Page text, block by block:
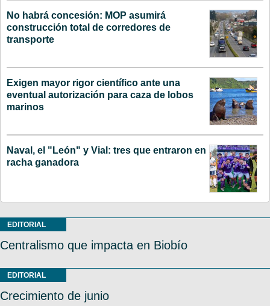
No habrá concesión: MOP asumirá
construcción total de corredores de
transporte
Exigen mayor rigor científico ante una
eventual autorización para caza de lobos
marinos
Naval, el "León" y Vial: tres que entraron en
racha ganadora
EDITORIAL
Centralismo que impacta en Biobío
EDITORIAL
Crecimiento de junio